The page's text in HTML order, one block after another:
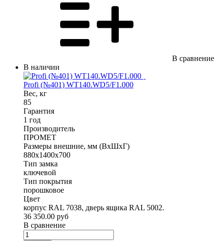
В сравнение
В наличии
Profi (№401) WT140.WD5/F1.000
Вес, кг
85
Гарантия
1 год
Производитель
ПРОМЕТ
Размеры внешние, мм (ВхШхГ)
880x1400x700
Тип замка
ключевой
Тип покрытия
порошковое
Цвет
корпус RAL 7038, дверь ящика RAL 5002.
36 350.00 руб
В сравнение